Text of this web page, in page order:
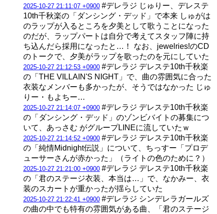
2025-10-27 21:11:07 +0900 #デレラジ じゅりー、デレステ
10th千秋楽の「ダンシング・デッド」で本来 しゅがは
のラップが入るところを夕美として歌うことになった
のだが、ラップパートは自分で考えてスタッフ陣に持
ち込んだら採用になったと…！ なお、jewelries!のCD
のトークで、夕美がラップを歌ったのを元にしていた
2025-10-27 21:12:53 +0900 #デレラジ デレステ10th千秋楽
の「THE VILLAIN'S NIGHT」で、曲の雰囲気に合った
衣装なメンバーも多かったが、そうではなかった じゅ
りー・もよちー…
2025-10-27 21:14:07 +0900 #デレラジ デレステ10th千秋楽
の「ダンシング・デッド」のゾンビバイトの募集につ
いて、あっさむ がグループLINEに流していたｗ
2025-10-27 21:14:52 +0900 #デレラジ デレステ10th千秋楽
の「純情Midnight伝説」について、ちっすー「プロデ
ューサーさんが赤かった」（ライトの色のために？）
2025-10-27 21:21:00 +0900 #デレラジ デレステ10th千秋楽
の「君のステージ衣装、本当は…」で、なかみー、衣
装のスカートが重かったが揺らしていた
2025-10-27 21:22:41 +0900 #デレラジ シンデレラガールズ
の曲の中でも特有の雰囲気がある曲、「君のステージ